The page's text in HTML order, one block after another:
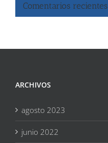
Comentarios recientes
ARCHIVOS
agosto 2023
junio 2022